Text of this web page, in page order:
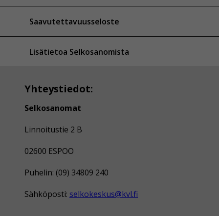
Saavutettavuusseloste
Lisätietoa Selkosanomista
Yhteystiedot:
Selkosanomat
Linnoitustie 2 B
02600 ESPOO
Puhelin: (09) 34809 240
Sähköposti: selkokeskus@kvl.fi